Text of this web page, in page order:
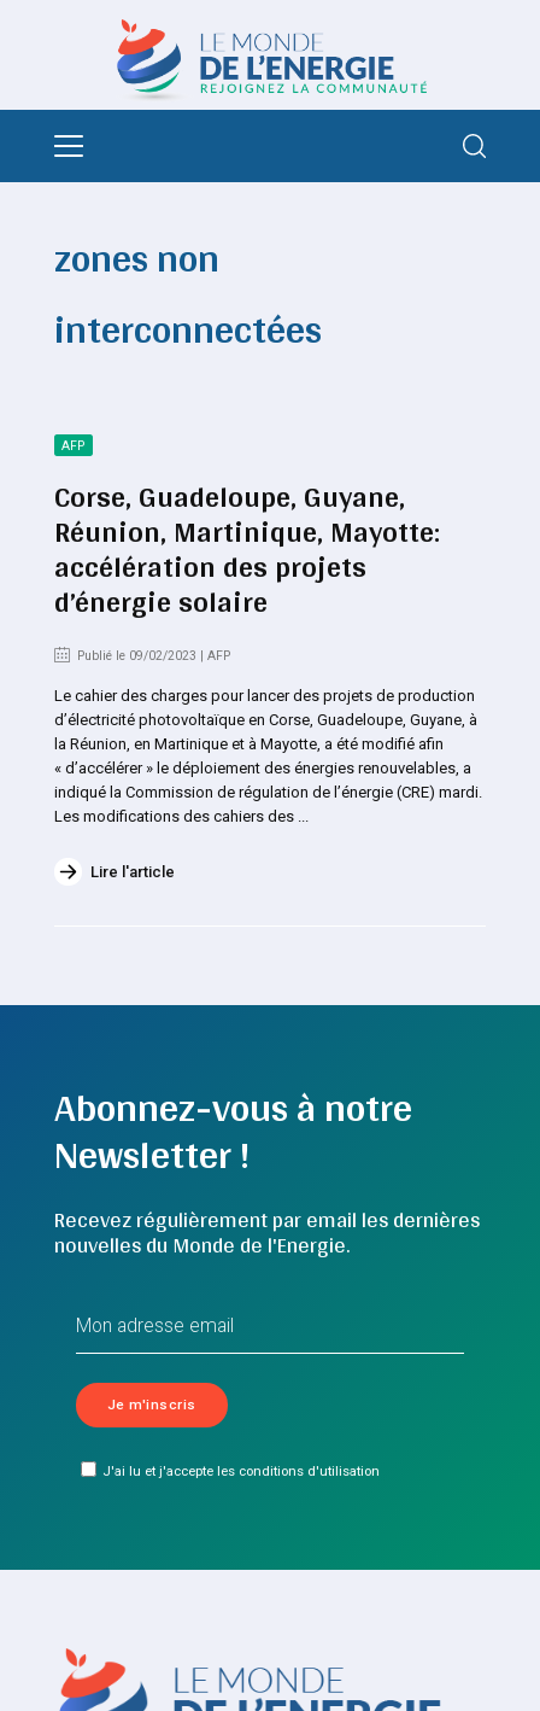
zones non
interconnectées
AFP
Corse, Guadeloupe, Guyane,
Réunion, Martinique, Mayotte:
accélération des projets
d’énergie solaire
Publié le 09/02/2023 | AFP
Le cahier des charges pour lancer des projets de production
d’électricité photovoltaïque en Corse, Guadeloupe, Guyane, à
la Réunion, en Martinique et à Mayotte, a été modifié afin
« d’accélérer » le déploiement des énergies renouvelables, a
indiqué la Commission de régulation de l’énergie (CRE) mardi.
Les modifications des cahiers des ...
Lire l'article
Abonnez-vous à notre
Newsletter !
Recevez régulièrement par email les dernières
nouvelles du Monde de l'Energie.
J'ai lu et j'accepte les conditions d'utilisation